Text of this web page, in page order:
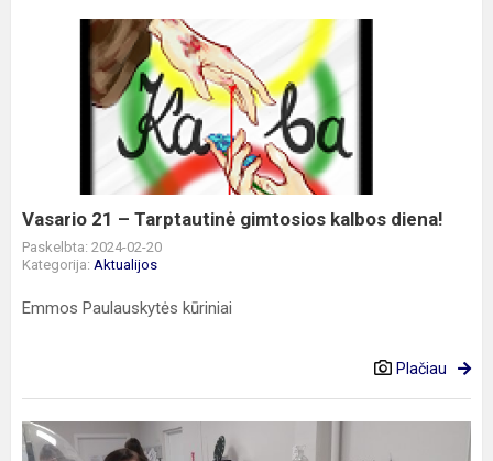
Tarptautinė
Vasario 21 – Tarptautinė gimtosios kalbos diena!
Paskelbta: 2024-02-20
Kategorija: Aktualijos
Emmos Paulauskytės kūriniai
Plačiau
Svečiuose